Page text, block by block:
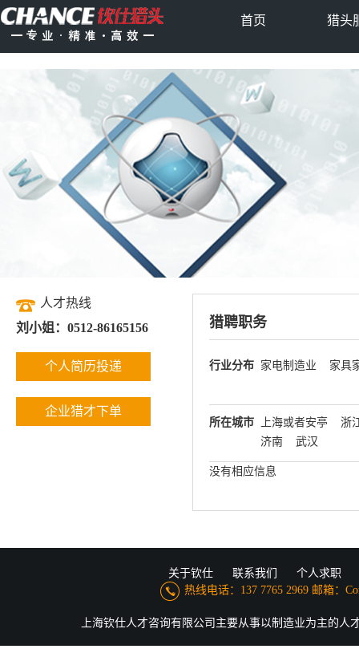
首页 猎头
人才热线
刘小姐：0512-86165156
个人简历投递
企业猎才下单
猎聘职务
行业分布 家电制造业 家具
所在城市 上海或者安亭
浙
济南
武汉
没有相应信息
关于钦仕 联系我们
个人求职
热线电话：137 7765 2969 邮箱：
上海钦仕人才咨询有限公司主要从事以制造业为主的人